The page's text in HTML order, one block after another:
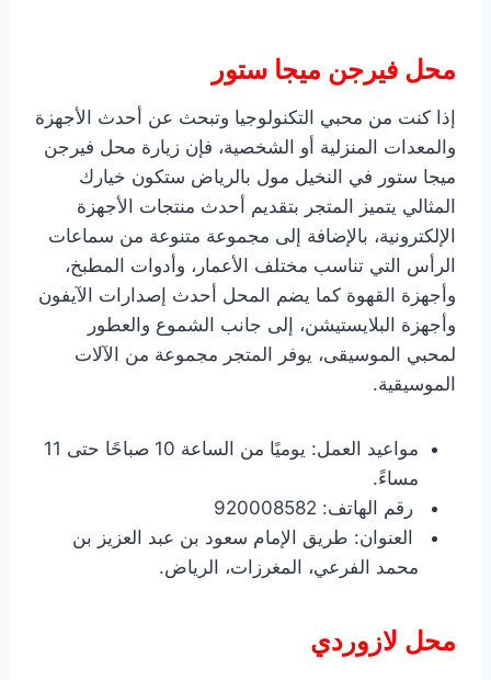
محل فيرجن ميجا ستور
إذا كنت من محبي التكنولوجيا وتبحث عن أحدث الأجهزة
والمعدات المنزلية أو الشخصية، فإن زيارة محل فيرجن
ميجا ستور في النخيل مول بالرياض ستكون خيارك
المثالي يتميز المتجر بتقديم أحدث منتجات الأجهزة
الإلكترونية، بالإضافة إلى مجموعة متنوعة من سماعات
الرأس التي تناسب مختلف الأعمار، وأدوات المطبخ،
وأجهزة القهوة كما يضم المحل أحدث إصدارات الآيفون
وأجهزة البلايستيشن، إلى جانب الشموع والعطور
لمحبي الموسيقى، يوفر المتجر مجموعة من الآلات
الموسيقية.
مواعيد العمل: يوميًا من الساعة 10 صباحًا حتى 11
مساءً.
رقم الهاتف: 920008582
العنوان: طريق الإمام سعود بن عبد العزيز بن
محمد الفرعي، المغرزات، الرياض.
محل لازوردي